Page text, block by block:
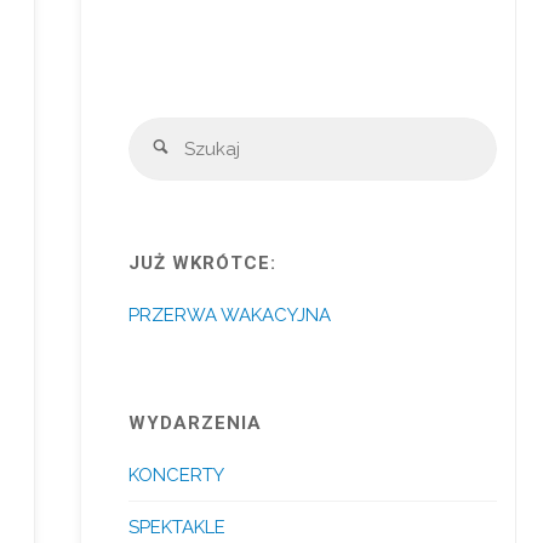
Szukaj
JUŻ WKRÓTCE:
PRZERWA WAKACYJNA
WYDARZENIA
KONCERTY
SPEKTAKLE